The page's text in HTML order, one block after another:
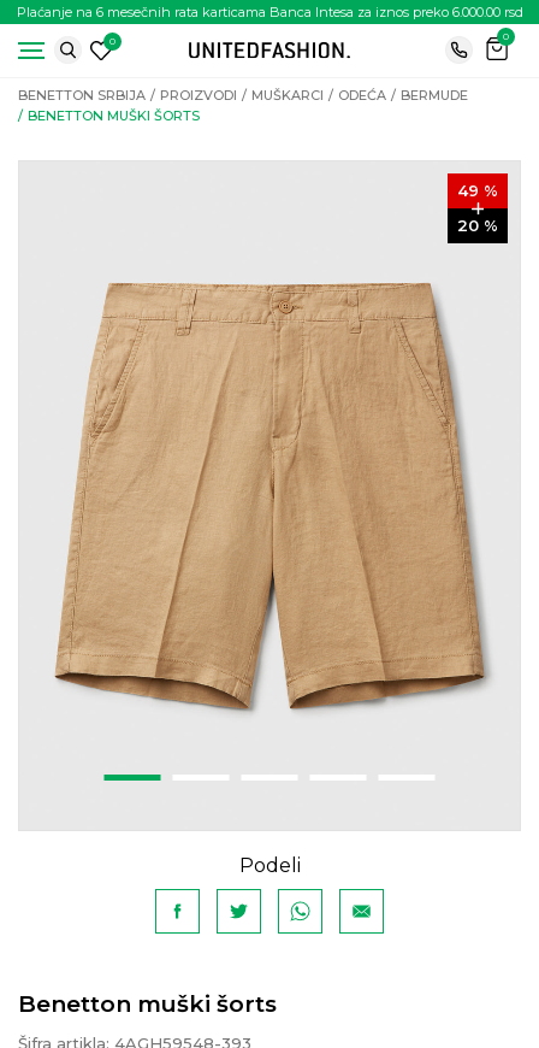
Plaćanje na 6 mesečnih rata karticama Banca Intesa za iznos preko 6.000.00 rsd
0
0
BENETTON SRBIJA PROIZVODI MUŠKARCI ODEĆA
BERMUDE
BENETTON MUŠKI ŠORTS
49 %
20 %
Podeli
Benetton muški šorts
Šifra artikla: 4AGH59548-393